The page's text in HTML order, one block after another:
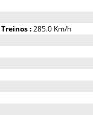
Treinos :285.0 Km/h